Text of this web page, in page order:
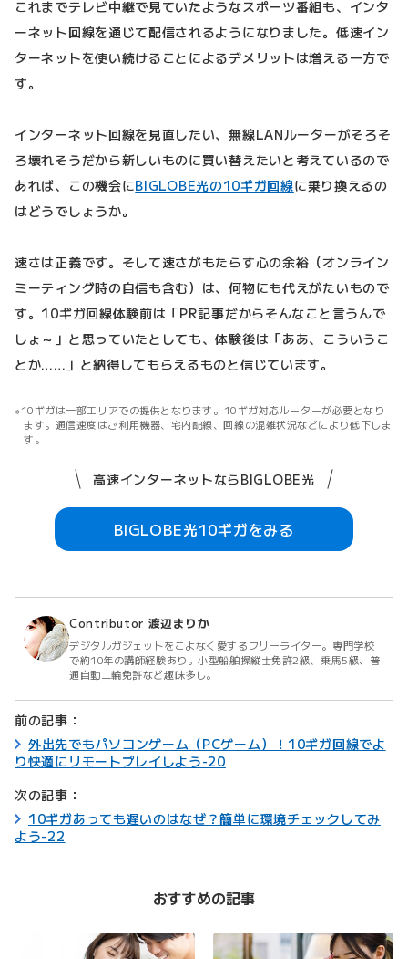
これまでテレビ中継で見ていたようなスポーツ番組も、インタ
ーネット回線を通じて配信されるようになりました。低速イン
ターネットを使い続けることによるデメリットは増える一方で
す。
インターネット回線を見直したい、無線LANルーターがそろそ
ろ壊れそうだから新しいものに買い替えたいと考えているので
あれば、この機会にBIGLOBE光の10ギガ回線に乗り換えるの
はどうでしょうか。
速さは正義です。そして速さがもたらす心の余裕（オンライン
ミーティング時の自信も含む）は、何物にも代えがたいもので
す。10ギガ回線体験前は「PR記事だからそんなこと言うんで
しょ～」と思っていたとしても、体験後は「ああ、こういうこ
とか……」と納得してもらえるものと信じています。
10ギガは一部エリアでの提供となります。10ギガ対応ルーターが必要となり
ます。通信速度はご利用機器、宅内配線、回線の混雑状況などにより低下しま
す。
高速インターネットならBIGLOBE光
BIGLOBE光10ギガをみる
Contributor 渡辺まりか
デジタルガジェットをこよなく愛するフリーライター。専門学校
で約10年の講師経験あり。小型船舶操縦士免許2級、乗馬5級、普
通自動二輪免許など趣味多し。
前の記事：
外出先でもパソコンゲーム（PCゲーム）！10ギガ回線でよ
り快適にリモートプレイしよう-20
次の記事：
10ギガあっても遅いのはなぜ？簡単に環境チェックしてみ
よう-22
おすすめの記事